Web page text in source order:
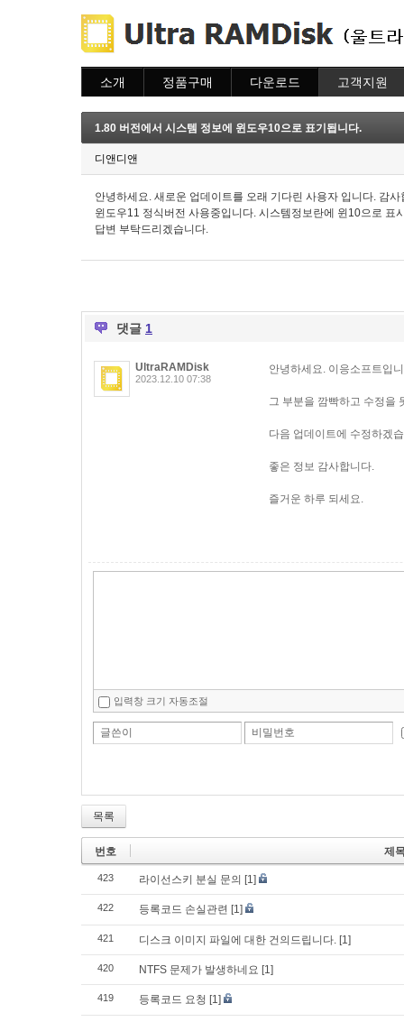
소개 정품구매
주문조회
이용안내
다운로드 고객지원
자주묻는질문
질문하기
1.80 버전에서 시스템 정보에 윈도우10으로 표기됩니다.
디앤디앤
안녕하세요. 새로운 업데이트를 오래 기다린 사용자 입니다. 감사
윈도우11 정식버전 사용중입니다. 시스템정보란에 윈10으로 표
답변 부탁드리겠습니다.
댓글 1
UltraRAMDisk
2023.12.10 07:38
안녕하세요. 이응소프트입
그 부분을 깜빡하고 수정을
다음 업데이트에 수정하겠
좋은 정보 감사합니다.
즐거운 하루 되세요.
입력창 크기 자동조절
글쓴이 비밀번호
목록
번호 제
423 라이선스키 분실 문의 [1]
422 등록코드 손실관련 [1]
421 디스크 이미지 파일에 대한 건의드립니다. [1]
420 NTFS 문제가 발생하네요 [1]
419 등록코드 요청 [1]